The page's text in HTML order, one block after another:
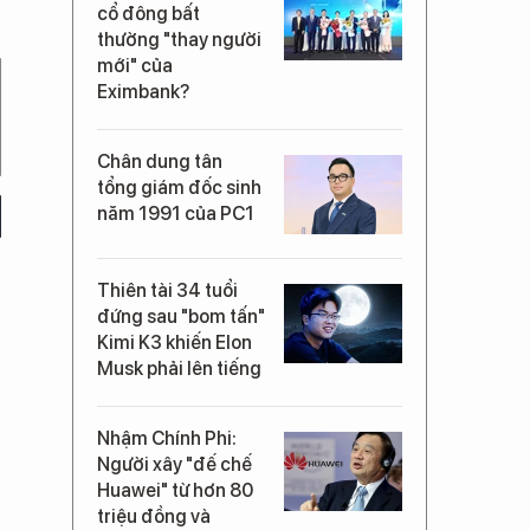
cổ đông bất
thường "thay người
mới" của
Eximbank?
Chân dung tân
tổng giám đốc sinh
năm 1991 của PC1
Thiên tài 34 tuổi
đứng sau "bom tấn"
Kimi K3 khiến Elon
Musk phải lên tiếng
Nhậm Chính Phi:
Người xây "đế chế
Huawei" từ hơn 80
triệu đồng và